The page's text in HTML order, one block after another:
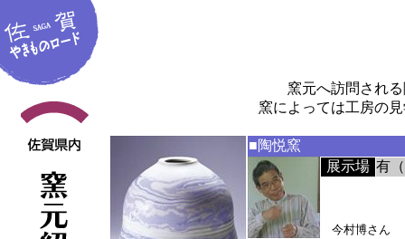
窯元へ訪問され
窯によっては工房の
■陶悦窯
展示場 有
今村博さん